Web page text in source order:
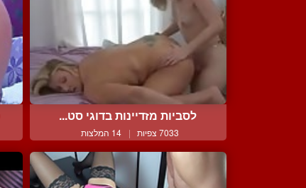
לסביות מזדיינות בדוגי סט...
7033 צפיות | 14 המלצות